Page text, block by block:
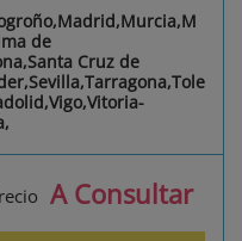
de
Cruz de
A Consultar